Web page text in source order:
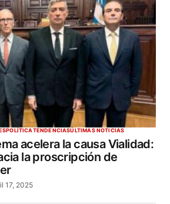
POLÍTICATENDENCIASÚLTIMAS NOTICIAS
acelera la causa Vialidad:
la proscripción de
17, 2025